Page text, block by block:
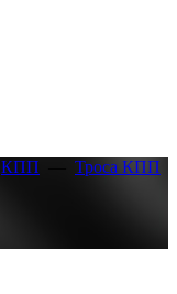
КПП
Троса КПП